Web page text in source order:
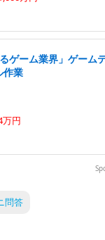
るゲーム業界」ゲー
作業
万円
問答